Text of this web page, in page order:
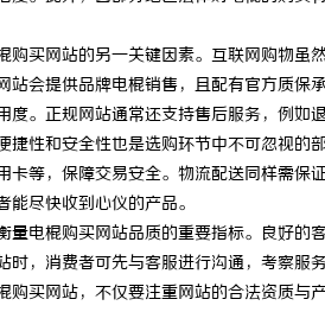
购买网站的另一关键因素。互联网购物
站会提供品牌电棍销售，且配有官方质
度。正规网站通常还支持售后服务，例如
捷性和安全性也是选购环节中不可忽视
卡等，保障交易安全。物流配送同样需
尽快收到心仪的产品。
量电棍购买网站品质的重要指标。良好
时，消费者可先与客服进行沟通，考察服
购买网站，不仅要注重网站的合法资质